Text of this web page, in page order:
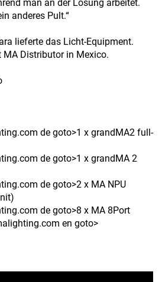
man an der Lösung arbeitet.
anderes Pult.“
lieferte das Licht-Equipment.
MA Distributor in Mexico.
de goto>1 x grandMA2 full-
de goto>1 x grandMA 2
de goto>2 x MA NPU
de goto>8 x MA 8Port
en goto>